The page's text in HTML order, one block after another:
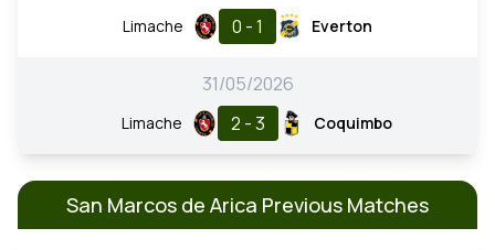
Limache 0 - 1 Everton
31/05/2026
Limache 2 - 3 Coquimbo
San Marcos de Arica Previous Matches